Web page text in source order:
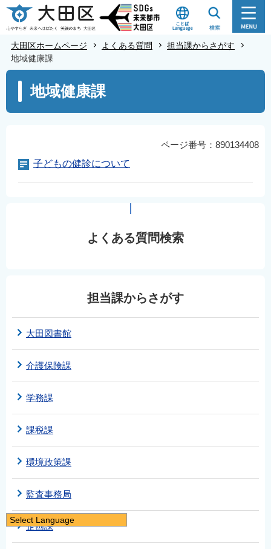
こ
の
ジ
大田区ホームページ よくある質問
担当課からさがす
地域健康課
こ
地域健康課
ページ番号：890134408
子どもの健診について
よくある質問検索
担当課からさがす
大田図書館
介護保険課
学務課
課税課
環境政策課
監査事務局
企画課
Select Language